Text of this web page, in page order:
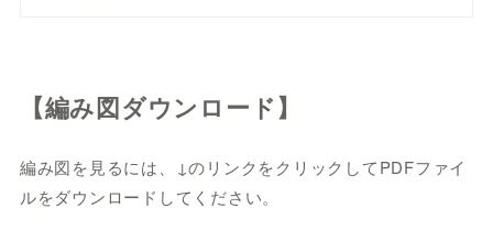
【編み図ダウンロード】
編み図を見るには、↓のリンクをクリックしてPDFファイ
ルをダウンロードしてください。